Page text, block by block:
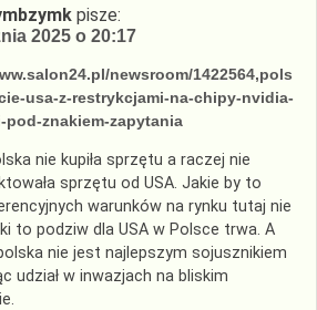
pisze:
2025 o 20:17
newsroom/1422564,pols
usa-z-restrykcjami-na-chipy-nvidia-
pod-znakiem-zapytania
nie kupiła sprzętu a raczej nie
sprzętu od USA. Jakie by to
warunków na rynku tutaj nie
to podziw dla USA w Polsce trwa. A
nie jest najlepszym sojusznikiem
udział w inwazjach na bliskim